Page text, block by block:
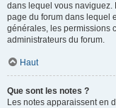
dans lequel vous naviguez.
page du forum dans lequel
générales, les permissions
administrateurs du forum.
Haut
Que sont les notes ?
Les notes apparaissent en